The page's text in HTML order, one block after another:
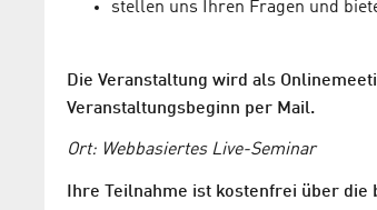
stellen uns Ihren Fragen und
Die Veranstaltung wird als
Veranstaltungsbeginn per Mail.
Ort: Webbasiertes Live-Seminar
Ihre Teilnahme ist kostenfrei über